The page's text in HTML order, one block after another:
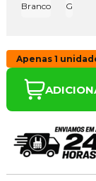
Branco G
Apenas 1